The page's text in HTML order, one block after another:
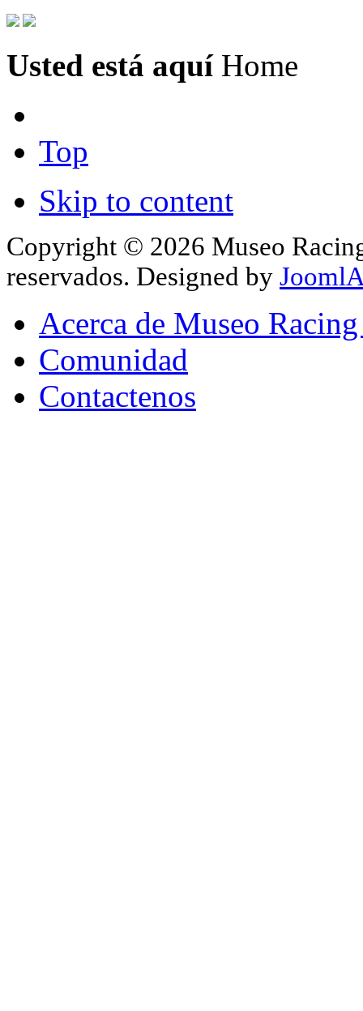
Usted está aquí Home
Top
Skip to content
Copyright © 2026 Museo
reservados. Designed by
Acerca de Museo
Comunidad
Contactenos